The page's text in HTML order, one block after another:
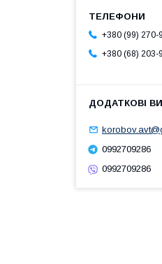
+380 (99) 270-
+380 (68) 203-
0992709286
0992709286